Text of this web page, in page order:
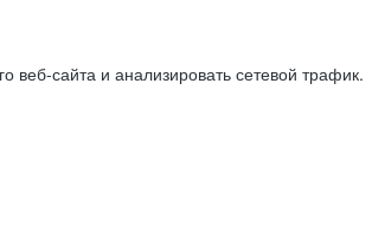
сайта и анализировать сетевой трафик.